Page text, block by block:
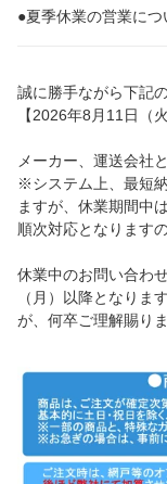
●夏季休業の営業につ
誠に勝手ながら下記
【2026年8月11日（
メーカー、運送会社
※システム上、最短
ますが、休業期間中
順次対応となります
休業中のお問い合わ
（月）以降となりま
が、何卒ご理解賜り